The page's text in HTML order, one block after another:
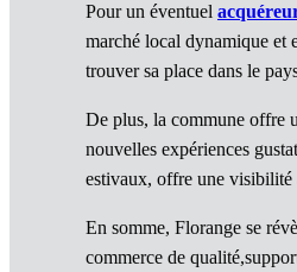
Pour un éventuel
marché local dynamique et
trouver sa place dans le
De plus, la commune offre
nouvelles expériences
estivaux, offre une visibilité
En somme, Florange se
commerce de